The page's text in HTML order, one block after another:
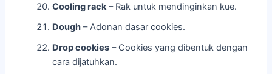
Cooling rack– Rak untuk mendinginkan kue.
Dough – Adonan dasar cookies.
Drop cookies – Cookies yang dibentuk dengan
cara dijatuhkan.